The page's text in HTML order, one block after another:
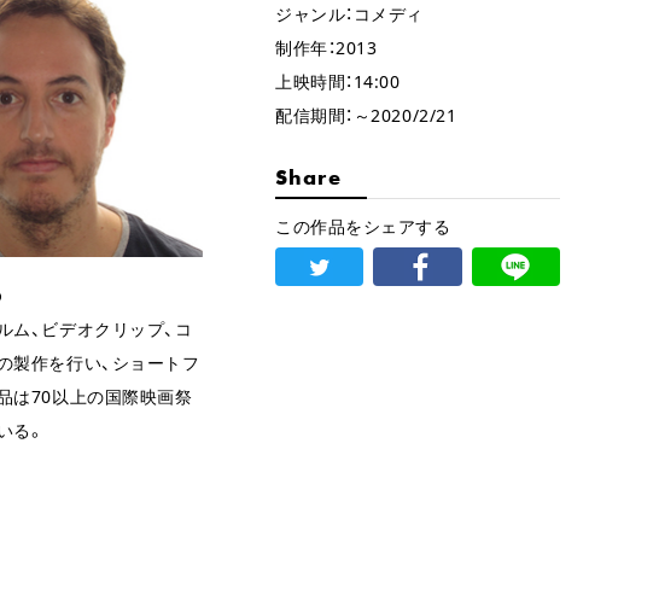
ム、ビデオクリップ、コ
製作を行い、ショートフ
は70以上の国際映画祭
る。
ジャンル：コメディ
制作年：2013
上映時間：14:00
配信期間：～2020/2/21
Share
この作品をシェアする